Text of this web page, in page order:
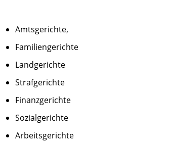
Amtsgerichte,
Familiengerichte
Landgerichte
Strafgerichte
Finanzgerichte
Sozialgerichte
Arbeitsgerichte